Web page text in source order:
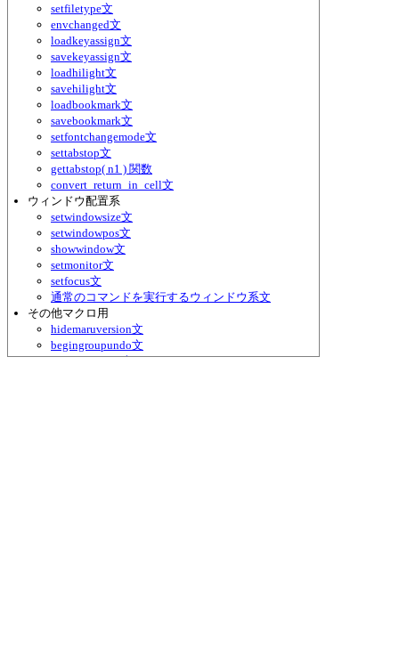
setfiletype文
envchanged文
loadkeyassign文
savekeyassign文
loadhilight文
savehilight文
loadbookmark文
savebookmark文
setfontchangemode文
settabstop文
gettabstop( n1 ) 関数
convert_return_in_cell文
ウィンドウ配置系
setwindowsize文
setwindowpos文
showwindow文
setmonitor文
setfocus文
通常のコマンドを実行するウィンドウ系文
その他マクロ用
hidemaruversion文
begingroupundo文
endgroupundo文